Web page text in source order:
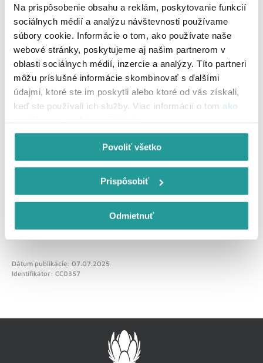
Na prispôsobenie obsahu a reklám, poskytovanie funkcií
sociálnych médií a analýzu návštevnosti používame
súbory cookie. Informácie o tom, ako používate naše
webové stránky, poskytujeme aj našim partnerom v
oblasti sociálnych médií, inzercie a analýzy. Títo partneri
môžu príslušné informácie skombinovať s ďalšími
údajmi, ktoré ste im poskytli alebo ktoré od vás získali,
keď ste používali ich služby. Viac informácií o tom ako
Povoliť všetko
Prispôsobiť
Odmietnuť
Áno, ďakujem! Nie, vôbec
Môžete nám povedať viac o svojej skúsenosti?
Odoslať spätnú väzbu
Dátum publikácie: 07.07.2025
Identifikátor: CC0357